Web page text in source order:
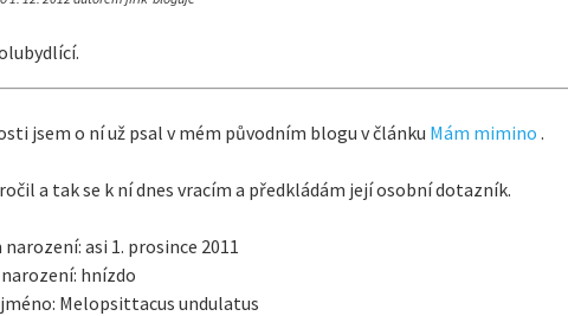
jsem o ní už psal v mém původním blogu v článku Mám mimino .
a tak se k ní dnes vracím a předkládám její osobní dotazník.
asi 1. prosince 2011
hnízdo
Melopsittacus undulatus